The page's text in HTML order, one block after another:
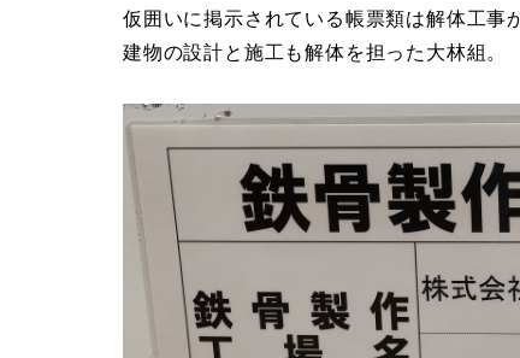
仮囲いに掲示されている帳票類は解体工事
建物の設計と施工も解体を担った大林組。